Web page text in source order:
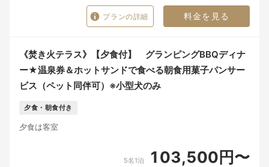
プランの詳細 料金を見る
《焚き火テラス》【夕食付】 グランピングBBQディナ
ー★温泉券＆ホットサンドで食べる朝食用菓子パンサー
ビス（ペット同伴可）※小型犬のみ
夕食・朝食付き
夕食は客室
5名1泊 103,500円〜